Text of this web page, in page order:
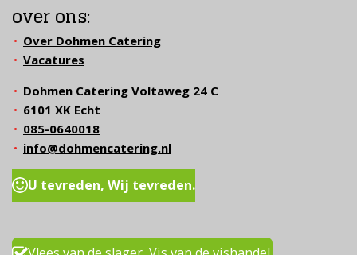
over ons:
Over Dohmen Catering
Vacatures
Dohmen Catering Voltaweg 24 C
6101 XK Echt
085-0640018
info@dohmencatering.nl
U tevreden, Wij tevreden.